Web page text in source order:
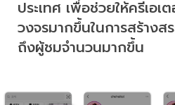
ประเทศ เพื่อช่วยให้ครีเอ
วงจรมากขึ้นในการสร้างส
ถึงผู้ชมจำนวนมากขึ้น